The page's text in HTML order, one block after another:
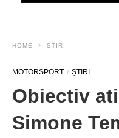
HOME ȘTIRI
MOTORSPORT ȘTIRI
Obiectiv
Simone